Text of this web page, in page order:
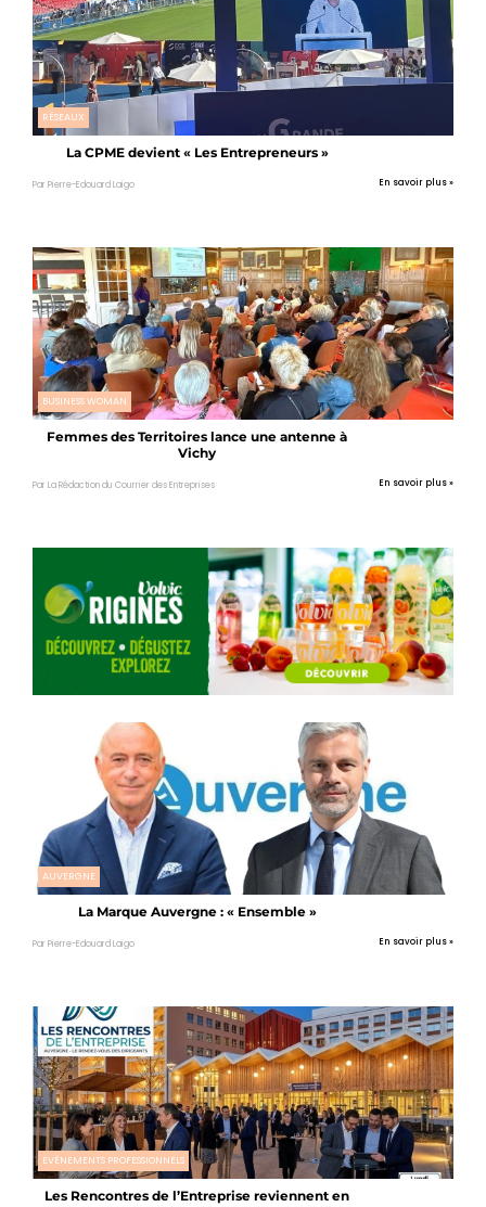
RÉSEAUX
La CPME devient « Les Entrepreneurs »
Par Pierre-Edouard Laigo En savoir plus »
BUSINESS WOMAN
Femmes des Territoires lance une antenne à
Vichy
Par La Rédaction du Courrier des Entreprises En savoir plus »
AUVERGNE
La Marque Auvergne : « Ensemble »
Par Pierre-Edouard Laigo En savoir plus »
EVÉNEMENTS PROFESSIONNELS
Les Rencontres de l’Entreprise reviennent en